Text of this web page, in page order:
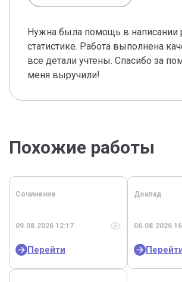
Нужна была помощь в написании
статистике. Работа выполнена
все детали учтены. Спасибо за
меня выручили!
Похожие работы
Сочинение
09.08.2026 12:17
Перейти
Доклад
06.08.2026